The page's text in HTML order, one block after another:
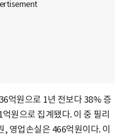
억원으로 1년 전보다 38% 증
원으로 집계됐다. 이 중 필리
영업손실은 466억원이다. 이